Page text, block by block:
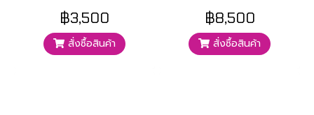
฿3,500
สั่งซื้อสินค้า
฿8,500
สั่งซื้อสินค้า